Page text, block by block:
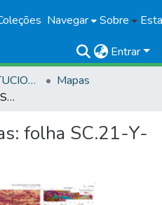
Navegar Sobre
Entrar
PRODUÇÃO INSTITUCIONAL
Mapas
Carta de anomalias: folha SC.21-Y-B-III
folha SC.21-Y-